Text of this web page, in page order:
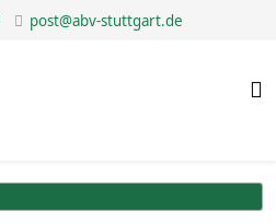
post@abv-stuttgart.de